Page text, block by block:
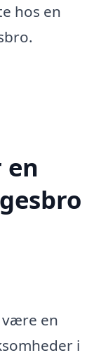
hos en
en
være en
i